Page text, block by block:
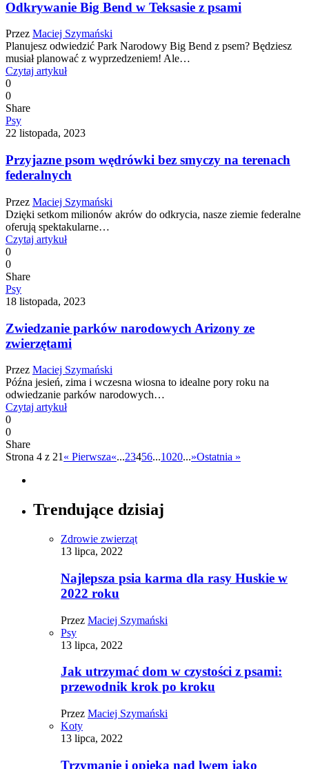
Odkrywanie Big Bend w Teksasie z psami
Przez Maciej Szymański
Planujesz odwiedzić Park Narodowy Big Bend z psem? Będziesz
musiał planować z wyprzedzeniem! Ale…
Czytaj artykuł
0
0
Share
Psy
22 listopada, 2023
Przyjazne psom wędrówki bez smyczy na terenach
federalnych
Przez Maciej Szymański
Dzięki setkom milionów akrów do odkrycia, nasze ziemie federalne
oferują spektakularne…
Czytaj artykuł
0
0
Share
Psy
18 listopada, 2023
Zwiedzanie parków narodowych Arizony ze
zwierzętami
Przez Maciej Szymański
Późna jesień, zima i wczesna wiosna to idealne pory roku na
odwiedzanie parków narodowych…
Czytaj artykuł
0
0
Share
Strona 4 z 21 « Pierwsza«...23456...1020...»Ostatnia »
Trendujące dzisiaj
Zdrowie zwierząt
13 lipca, 2022
Najlepsza psia karma dla rasy Huskie w
2022 roku
Przez Maciej Szymański
Psy
13 lipca, 2022
Jak utrzymać dom w czystości z psami:
przewodnik krok po kroku
Przez Maciej Szymański
Koty
13 lipca, 2022
Trzymanie i opieka nad lwem jako